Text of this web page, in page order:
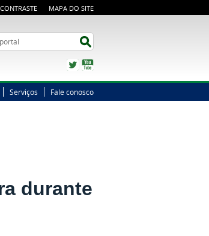
MAPA DO SITE
Twitter
Serviços Fale conosco
durante